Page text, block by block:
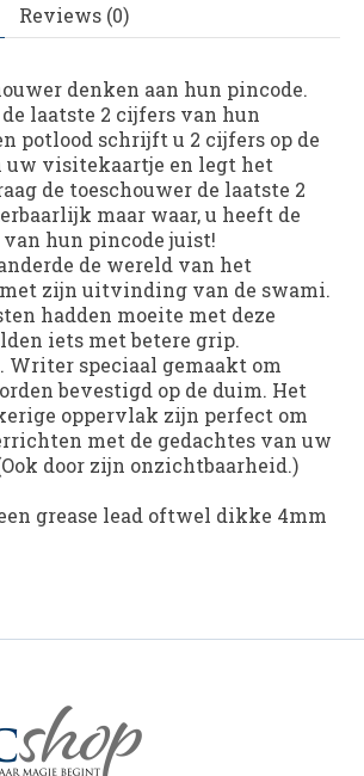
Reviews (0)
denken aan hun pincode.
laatste 2 cijfers van hun
potlood schrijft u 2 cijfers op de
uw visitekaartje en legt het
de toeschouwer de laatste 2
maar waar, u heeft de
hun pincode juist!
de wereld van het
zijn uitvinding van de swami.
hadden moeite met deze
iets met betere grip.
Writer speciaal gemaakt om
bevestigd op de duim. Het
oppervlak zijn perfect om
met de gedachtes van uw
door zijn onzichtbaarheid.)
grease lead oftwel dikke 4mm